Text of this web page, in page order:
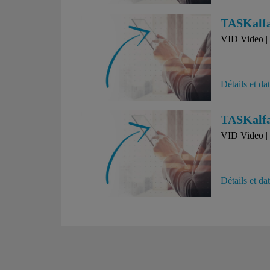
VID Video |
Détails et
VID Video |
Détails et